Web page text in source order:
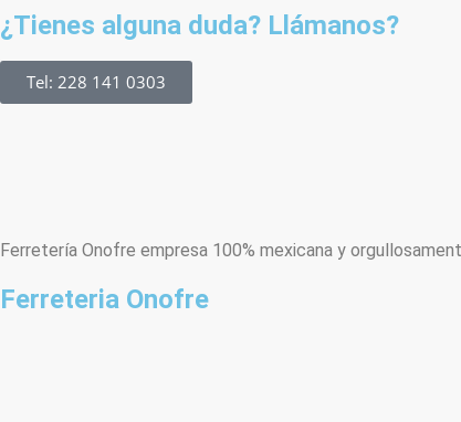
¿Tienes alguna duda? Llámanos?
Tel: 228 141 0303
Ferretería Onofre empresa 100% mexicana y
Ferreteria Onofre